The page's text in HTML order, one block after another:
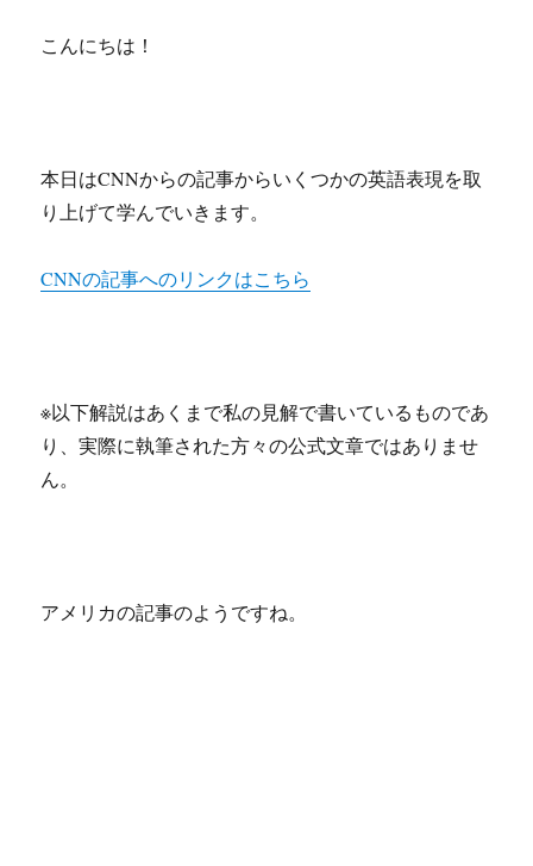
こんにちは！
本日はCNNからの記事からいくつかの英語表現を取
り上げて学んでいきます。
CNNの記事へのリンクはこちら
※以下解説はあくまで私の見解で書いているものであ
り、実際に執筆された方々の公式文章ではありませ
ん。
アメリカの記事のようですね。